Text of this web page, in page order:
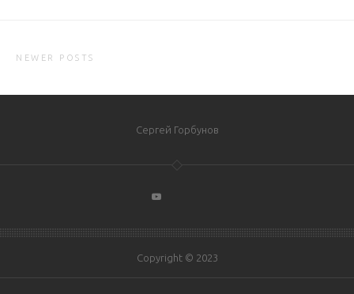
NEWER POSTS
Сергей Горбунов
Copyright © 2023